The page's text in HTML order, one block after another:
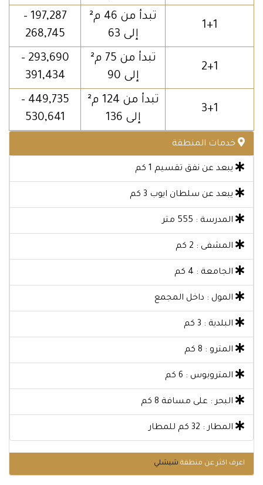
1+1
تبدأ من 46 م²
إلى 63
197,287 –
268,745
2+1
تبدأ من 75 م²
إلى 90
293,690 –
391,434
3+1
تبدأ من 124 م²
إلى 136
449,735 –
530,641
خدمات المنطقة
يبعد عن نفق تقسيم 1 كم
يبعد عن سلطان ايوب 3 كم
المدرسة : 555 متر
المشفى : 2 كم
الجامعة : 4 كم
المول : داخل المجمع
البلدية : 3 كم
المترو : 8 كم
المتروبوس : 6 كم
البحر : على مسافة 8 كم
المطار : 32 كم للمطار
اعرف اكثر عن منطقة شيشلي